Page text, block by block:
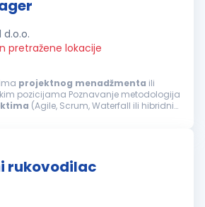
pretražene lokacije
projektnog menadžmenta ili
pozicijama Poznavanje metodologija
(Agile, Scrum, Waterfall ili hibridni
rukovodilac